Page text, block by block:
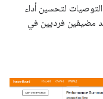
لتحسين أداء
مضيفين فرديين في